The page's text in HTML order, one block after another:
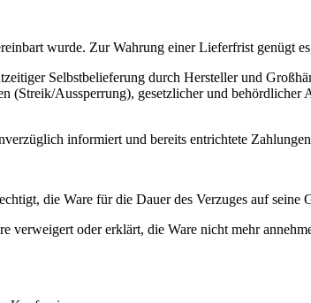
wurde. Zur Wahrung einer Lieferfrist genügt
Selbstbelieferung durch Hersteller und
(Streik/Aussperrung), gesetzlicher und
informiert und bereits entrichtete
die Ware für die Dauer des Verzuges auf seine
verweigert oder erklärt, die Ware nicht mehr